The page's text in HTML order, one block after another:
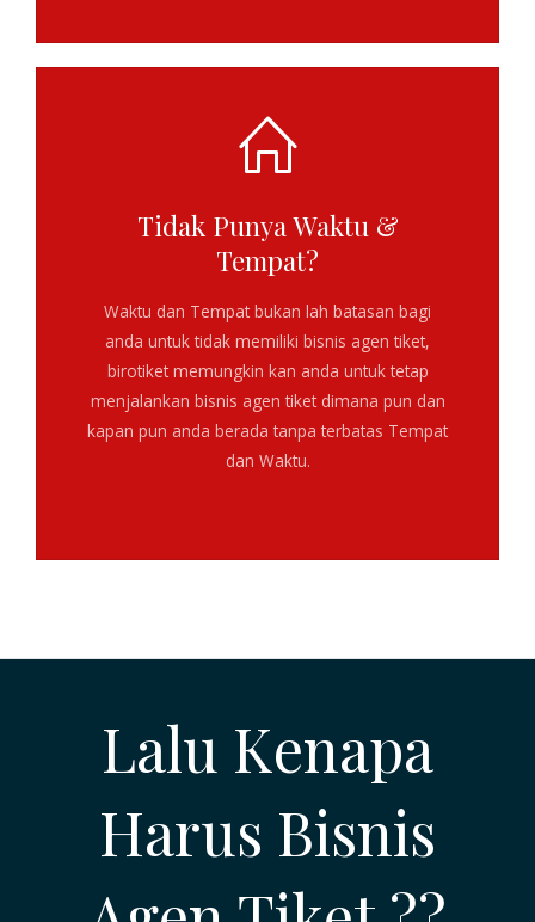
Tidak Punya Waktu &
Tempat?
Waktu dan Tempat bukan lah batasan bagi
anda untuk tidak memiliki bisnis agen tiket,
birotiket memungkin kan anda untuk tetap
menjalankan bisnis agen tiket dimana pun dan
kapan pun anda berada tanpa terbatas Tempat
dan Waktu.
Lalu Kenapa
Harus Bisnis